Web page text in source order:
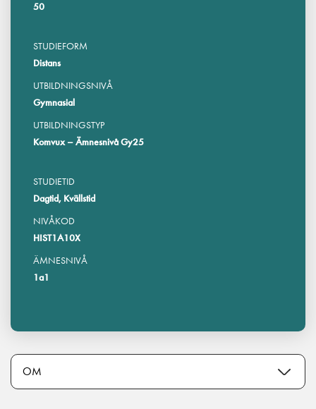
50
STUDIEFORM
Distans
UTBILDNINGSNIVÅ
Gymnasial
UTBILDNINGSTYP
Komvux – Ämnesnivå Gy25
STUDIETID
Dagtid, Kvällstid
NIVÅKOD
HIST1A10X
ÄMNESNIVÅ
1a1